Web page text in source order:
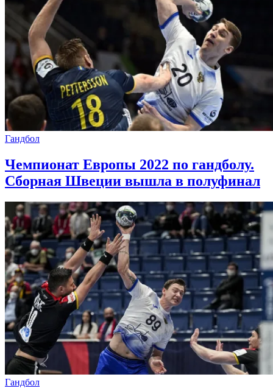
Гандбол
Чемпионат Европы 2022 по гандболу.
Сборная Швеции вышла в полуфинал
Гандбол